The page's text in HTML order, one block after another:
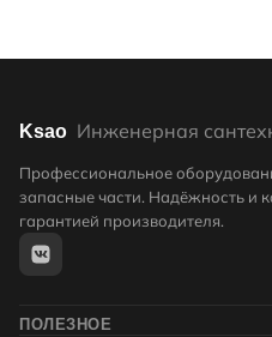
Ksao Инженерная
Профессиональное
запасные части. Надёжность и
гарантией производителя.
ПОЛЕЗНОЕ